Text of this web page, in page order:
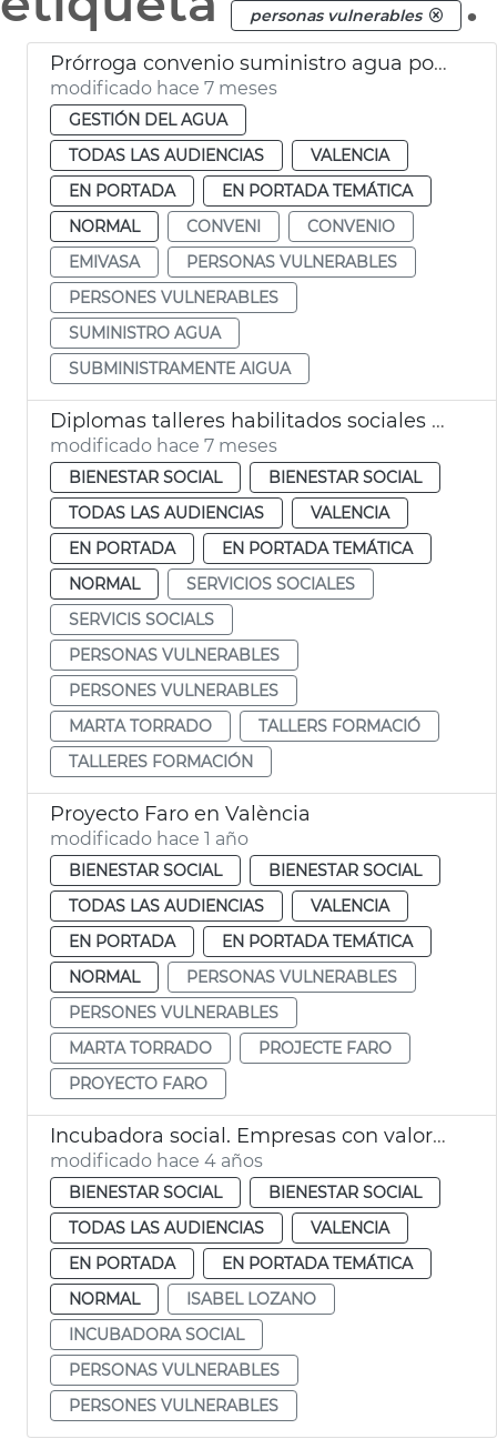
personas vulnerables
Prórroga convenio suministro agua potable personas vulnerables
modificado hace 7 meses
GESTIÓN DEL AGUA
TODAS LAS AUDIENCIAS
VALENCIA
EN PORTADA
EN PORTADA TEMÁTICA
NORMAL
CONVENI
CONVENIO
EMIVASA
PERSONAS VULNERABLES
PERSONES VULNERABLES
SUMINISTRO AGUA
SUBMINISTRAMENTE AIGUA
Diplomas talleres habilitados sociales personas vulnerables València
modificado hace 7 meses
BIENESTAR SOCIAL
BIENESTAR SOCIAL
TODAS LAS AUDIENCIAS
VALENCIA
EN PORTADA
EN PORTADA TEMÁTICA
NORMAL
SERVICIOS SOCIALES
SERVICIS SOCIALS
PERSONAS VULNERABLES
PERSONES VULNERABLES
MARTA TORRADO
TALLERS FORMACIÓ
TALLERES FORMACIÓN
Proyecto Faro en València
modificado hace 1 año
BIENESTAR SOCIAL
BIENESTAR SOCIAL
TODAS LAS AUDIENCIAS
VALENCIA
EN PORTADA
EN PORTADA TEMÁTICA
NORMAL
PERSONAS VULNERABLES
PERSONES VULNERABLES
MARTA TORRADO
PROJECTE FARO
PROYECTO FARO
Incubadora social. Empresas con valores
modificado hace 4 años
BIENESTAR SOCIAL
BIENESTAR SOCIAL
TODAS LAS AUDIENCIAS
VALENCIA
EN PORTADA
EN PORTADA TEMÁTICA
NORMAL
ISABEL LOZANO
INCUBADORA SOCIAL
PERSONAS VULNERABLES
PERSONES VULNERABLES